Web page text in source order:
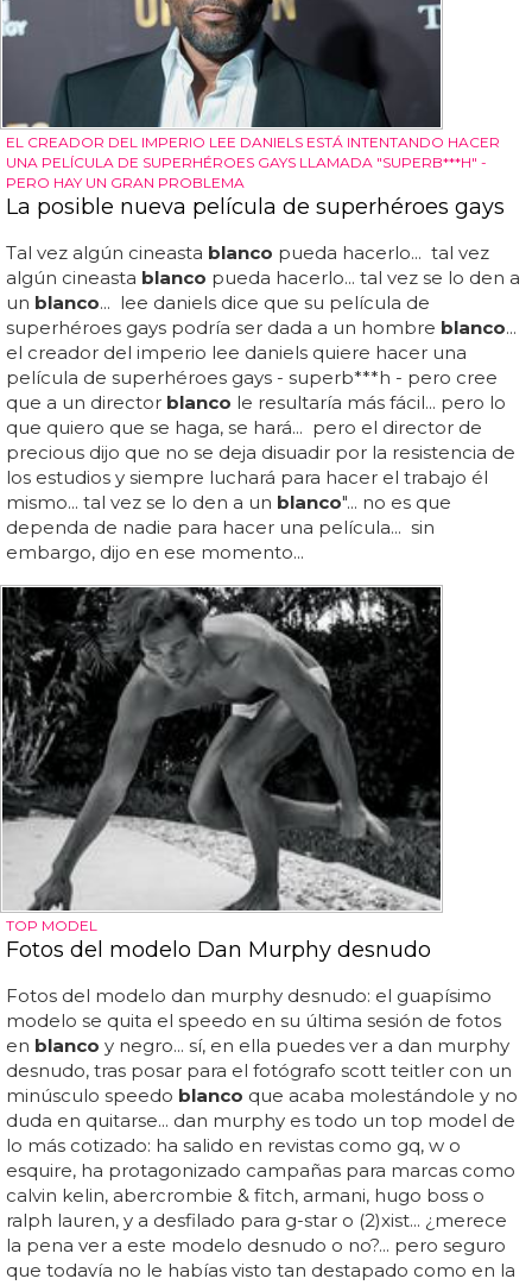
EL CREADOR DEL IMPERIO LEE DANIELS ESTÁ INTENTANDO HACER
UNA PELÍCULA DE SUPERHÉROES GAYS LLAMADA "SUPERB***H" -
PERO HAY UN GRAN PROBLEMA
La posible nueva película de superhéroes gays
Tal vez algún cineasta blanco pueda hacerlo... tal vez
algún cineasta blanco pueda hacerlo... tal vez se lo den a
un blanco... lee daniels dice que su película de
superhéroes gays podría ser dada a un hombre blanco...
el creador del imperio lee daniels quiere hacer una
película de superhéroes gays - superb***h - pero cree
que a un director blanco le resultaría más fácil... pero lo
que quiero que se haga, se hará... pero el director de
precious dijo que no se deja disuadir por la resistencia de
los estudios y siempre luchará para hacer el trabajo él
mismo... tal vez se lo den a un blanco"... no es que
dependa de nadie para hacer una película... sin
embargo, dijo en ese momento...
TOP MODEL
Fotos del modelo Dan Murphy desnudo
Fotos del modelo dan murphy desnudo: el guapísimo
modelo se quita el speedo en su última sesión de fotos
en blanco y negro... sí, en ella puedes ver a dan murphy
desnudo, tras posar para el fotógrafo scott teitler con un
minúsculo speedo blanco que acaba molestándole y no
duda en quitarse... dan murphy es todo un top model de
lo más cotizado: ha salido en revistas como gq, w o
esquire, ha protagonizado campañas para marcas como
calvin kelin, abercrombie & fitch, armani, hugo boss o
ralph lauren, y a desfilado para g-star o (2)xist... ¿merece
la pena ver a este modelo desnudo o no?... pero seguro
que todavía no le habías visto tan destapado como en la